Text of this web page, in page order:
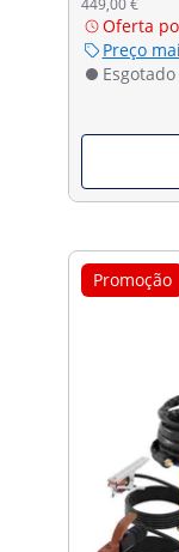
Oferta
Preço
Esgotado
Promoção